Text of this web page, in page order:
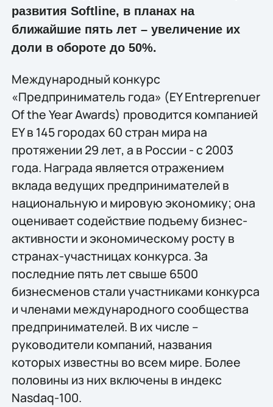
развития Softline, в планах на
ближайшие пять лет – увеличение их
доли в обороте до 50%.
Международный конкурс
«Предприниматель года» (EY Entreprenuer
Of the Year Awards) проводится компанией
EY в 145 городах 60 стран мира на
протяжении 29 лет, а в России - с 2003
года. Награда является отражением
вклада ведущих предпринимателей в
национальную и мировую экономику; она
оценивает содействие подъему бизнес-
активности и экономическому росту в
странах-участницах конкурса. За
последние пять лет свыше 6500
бизнесменов стали участниками конкурса
и членами международного сообщества
предпринимателей. В их числе –
руководители компаний, названия
которых известны во всем мире. Более
половины из них включены в индекс
Nasdaq-100.